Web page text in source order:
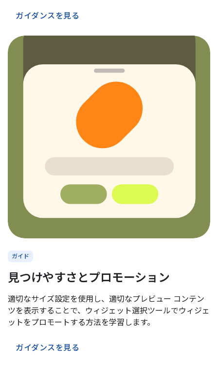
ガイダンスを見る
ガイド
見つけやすさとプロモーション
適切なサイズ設定を使用し、適切なプレビュー コンテン
ツを表示することで、ウィジェット選択ツールでウィジェ
ットをプロモートする方法を学習します。
ガイダンスを見る